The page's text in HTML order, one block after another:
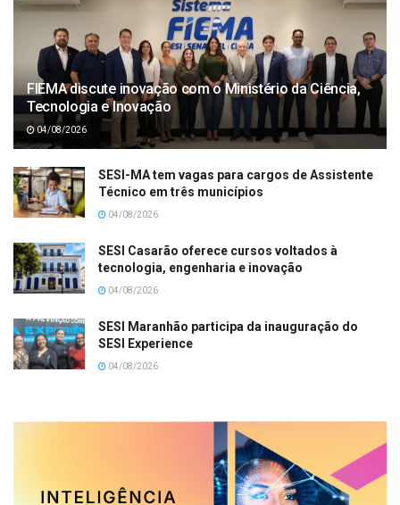
FIEMA discute inovação com o Ministério da Ciência,
Tecnologia e Inovação
04/08/2026
SESI-MA tem vagas para cargos de Assistente
Técnico em três municípios
04/08/2026
SESI Casarão oferece cursos voltados à
tecnologia, engenharia e inovação
04/08/2026
SESI Maranhão participa da inauguração do
SESI Experience
04/08/2026